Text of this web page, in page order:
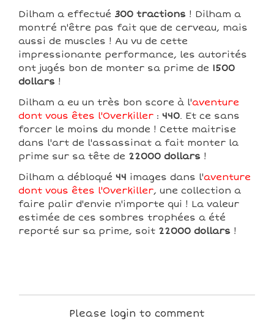
Dilham a effectué 300 tractions ! Dilham a
montré n'être pas fait que de cerveau, mais
aussi de muscles ! Au vu de cette
impressionante performance, les autorités
ont jugés bon de monter sa prime de 1500
dollars !
Dilham a eu un très bon score à l'aventure
dont vous êtes l'Overkiller : 440. Et ce sans
forcer le moins du monde ! Cette maitrise
dans l'art de l'assassinat a fait monter la
prime sur sa tête de 22000 dollars !
Dilham a débloqué 44 images dans l'aventure
dont vous êtes l'Overkiller, une collection a
faire palir d'envie n'importe qui ! La valeur
estimée de ces sombres trophées a été
reporté sur sa prime, soit 22000 dollars !
Please login to comment